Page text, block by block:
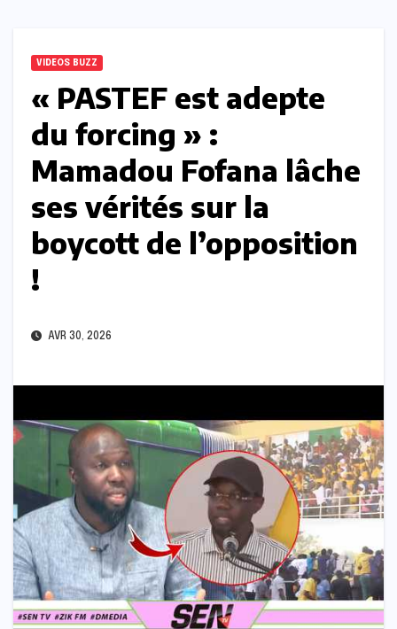
VIDEOS BUZZ
« PASTEF est adepte
du forcing » :
Mamadou Fofana lâche
ses vérités sur la
boycott de l’opposition
!
AVR 30, 2026